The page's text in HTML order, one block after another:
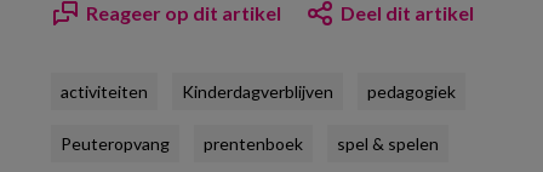
Reageer op dit artikel Deel dit artikel
activiteiten Kinderdagverblijven pedagogiek
Peuteropvang prentenboek spel & spelen